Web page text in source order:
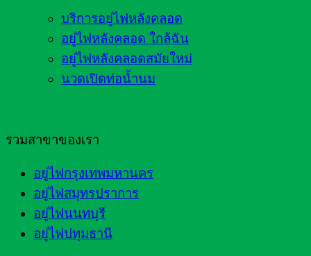
บริการอยู่ไฟหลังคลอด
อยู่ไฟหลังคลอด ใกล้ฉัน
อยู่ไฟหลังคลอดสมัยใหม่
นวดเปิดท่อน้ำนม
รวมสาขาของเรา
อยู่ไฟกรุงเทพมหานคร
อยู่ไฟสมุทรปราการ
อยู่ไฟนนทบุรี
อยู่ไฟปทุมธานี